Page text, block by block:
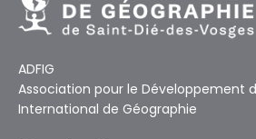
ADFIG
Association pour le Développement
International de Géographie